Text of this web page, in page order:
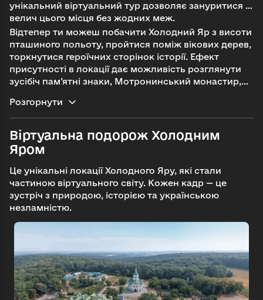
унікальний віртуальний тур дозволяє зануритися у
велич цього місця без жодних меж.
Відтепер ти можеш побачити Холодний Яр з висоти
пташиного польоту, пройтися поміж вікових дерев,
торкнутися героїчних сторінок історії. Ефект
присутності в локації дає можливість розглянути
зусібіч пам’ятні знаки, Мотронинський монастир,
необхідності вирушати на місцевість.
у глибини української душі, де живе сила,
нескореність і любов до рідної землі.
Розгорнути
Віртуальна подорож Холодним
Яром
Це унікальні локації Холодного Яру, які стали
частиною віртуального світу. Кожен кадр — це
зустріч з природою, історією та українською
незламністю.